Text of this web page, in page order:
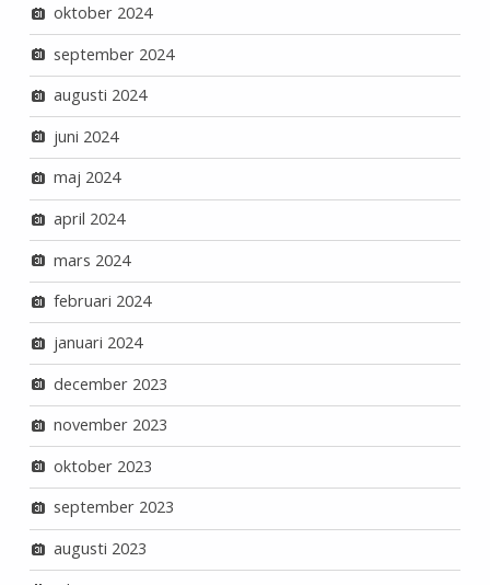
oktober 2024
september 2024
augusti 2024
juni 2024
maj 2024
april 2024
mars 2024
februari 2024
januari 2024
december 2023
november 2023
oktober 2023
september 2023
augusti 2023